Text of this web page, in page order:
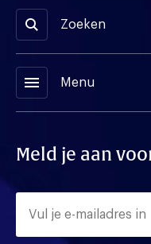
Zoeken
menu Menu
Meld je aan